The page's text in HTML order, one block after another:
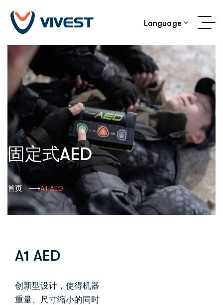
Language
固定式AED
首页 A1 AED
A1 AED
创新型设计，使得机器
重量、尺寸缩小的同时